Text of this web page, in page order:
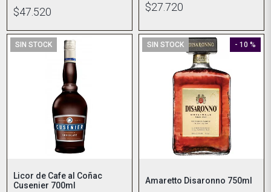
$47.520 $27.720
SIN STOCK
Licor de Cafe al Coñac
Cusenier 700ml
SIN STOCK - 10 %
Amaretto Disaronno 750ml